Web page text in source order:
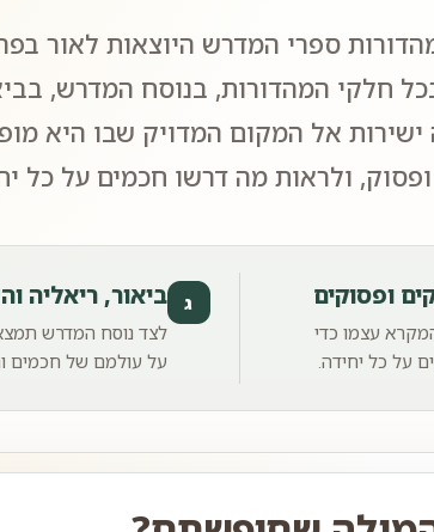
ספרי המדרש היוצאות לאור
חלקי המהדורות, בנוסח המדרש,
אל המקום המדויק שבו היא
ולראות מה דרשו חכמים על כל
ופסוקים
עצמו כדי
על כל יחידה.
ג ביאור, ריאליה
לצד נוסח המדרש
על עולמם של חכמים